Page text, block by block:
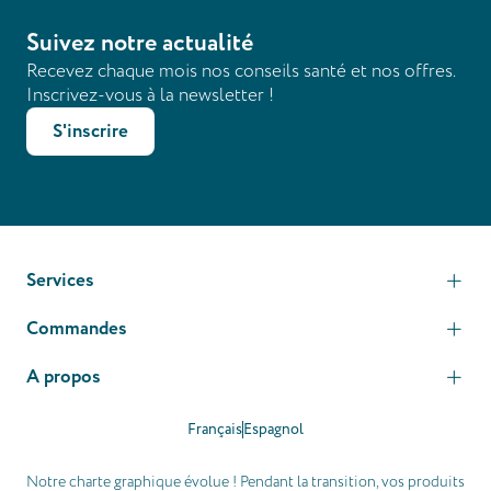
Suivez notre actualité
Recevez chaque mois nos conseils santé et nos offres.
Inscrivez-vous à la newsletter !
S'inscrire
Services
Commandes
A propos
FrançaisEspagnol
Notre charte graphique évolue ! Pendant la transition, vos produits